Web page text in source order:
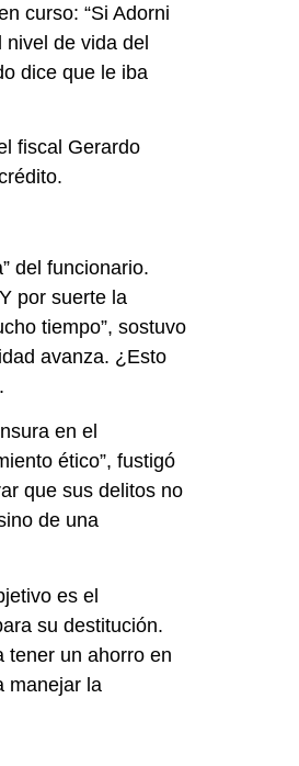
curso: “Si Adorni
nivel de vida del
dice que le iba
fiscal Gerardo
del funcionario.
por suerte la
tiempo”, sostuvo
avanza. ¿Esto
en el
ético”, fustigó
que sus delitos no
de una
es el
su destitución.
tener un ahorro en
manejar la